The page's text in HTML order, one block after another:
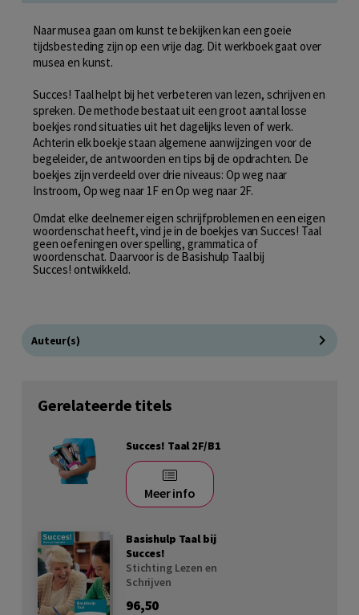
Naar musea gaan om kunst te bekijken kan een goeie
tijdsbesteding zijn op een vrije dag. Dit werkboek gaat over
musea en kunst.
Succes! Taal helpt bij het verbeteren van lezen, schrijven en
spreken. De methode bestaat uit een groot aantal losse
boekjes rond situaties uit het dagelijks leven of werk.
Achterin elk boekje staan algemene aanwijzingen voor de
begeleider, de antwoorden en tips bij de opdrachten. De
boekjes zijn verdeeld over drie niveaus: Op weg naar
Instroom, Op weg naar 1F en Op weg naar 2F.
Omdat elke deelnemer eigen schrijfproblemen en een eigen
woordenschat heeft, vind je in de boekjes van Succes! Taal
geen oefeningen over spelling, grammatica of
woordenschat. Daarvoor is de Basishulp Taal bij
Succes! ontwikkeld.
Auteur(s)
Gerelateerde titels
Succes! Taal 2F/B1
Meer info
Basishulp Taal bij
Succes!
Stichting Lezen en
Schrijven
96,50